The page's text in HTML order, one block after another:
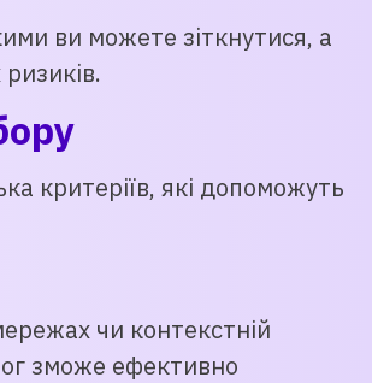
ви можете зіткнутися, а
критеріїв, які допоможуть
чи контекстній
зможе ефективно